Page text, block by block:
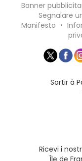
Banner
Segnalare
Manifesto •
Sortir à
Ricevi i